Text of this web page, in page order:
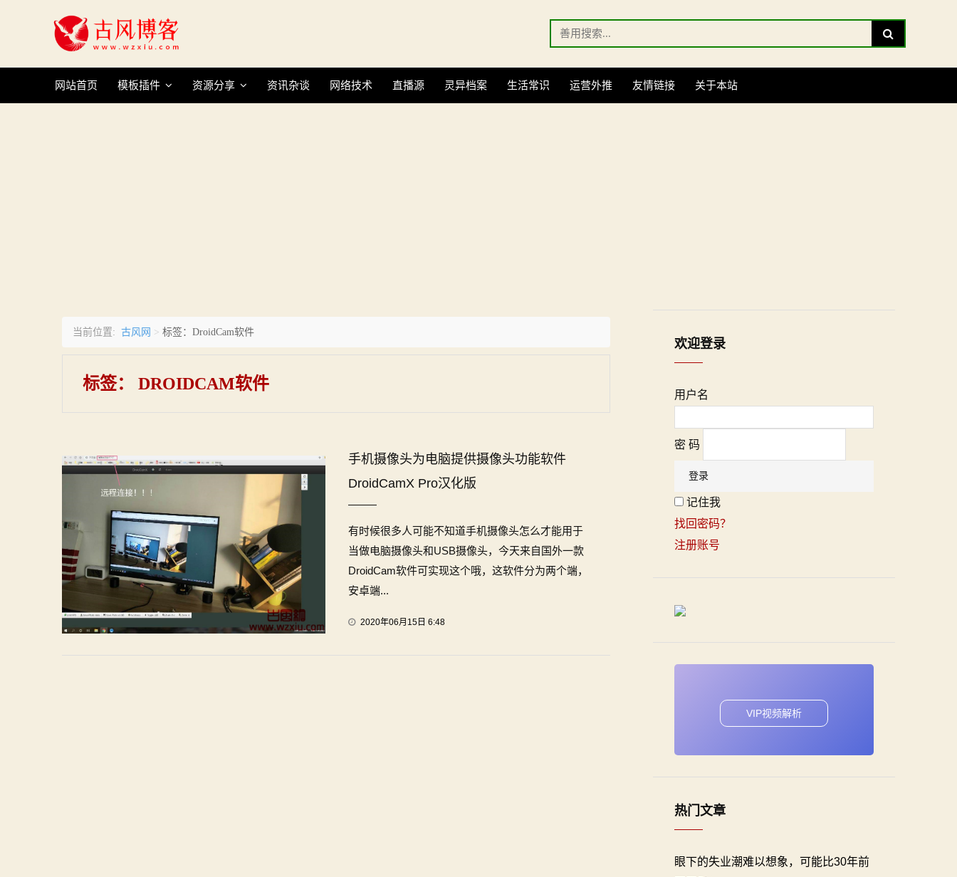
Search
for:
Search
网站首页 模板插件 资源分享 资讯杂谈 网络技术 直播源 灵异档案 生活常识 运营外推 友情链接 关于本站
当前位置: 古风网 > 标签：DroidCam软件
标签： DROIDCAM软件
手机摄像头为电脑提供摄像头功能软件
DroidCamX Pro汉化版
有时候很多人可能不知道手机摄像头怎么才能用于
当做电脑摄像头和USB摄像头，今天来自国外一款
DroidCam软件可实现这个哦，这软件分为两个端，
安卓端...
2020年06月15日 6:48
欢迎登录
用户名
密 码
记住我
找回密码？
注册账号
VIP视频解析
热门文章
眼下的失业潮难以想象，可能比30年前